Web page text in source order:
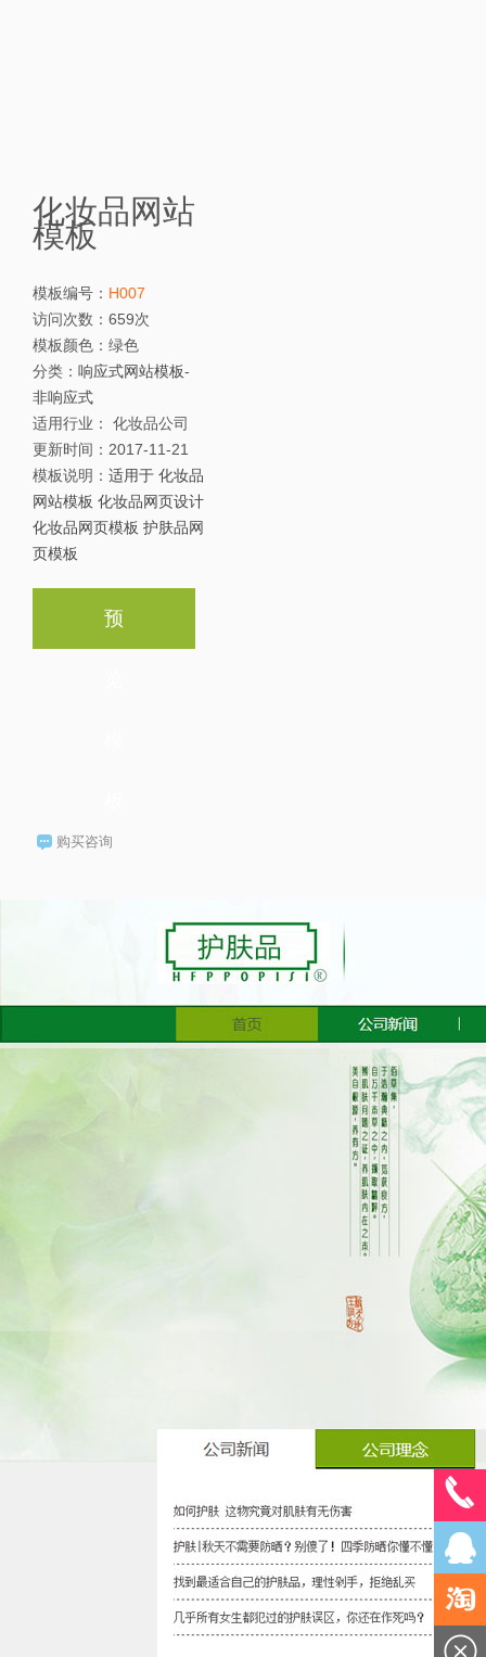
化妆品网站
模板
模板编号： H007
访问次数： 659次
模板颜色： 绿色
分类： 响应式网站模板-
非响应式
适用行业： 化妆品公司
更新时间： 2017-11-21
模板说明： 适用于 化妆品
网站模板 化妆品网页设计
化妆品网页模板 护肤品网
页模板
预
购买咨询